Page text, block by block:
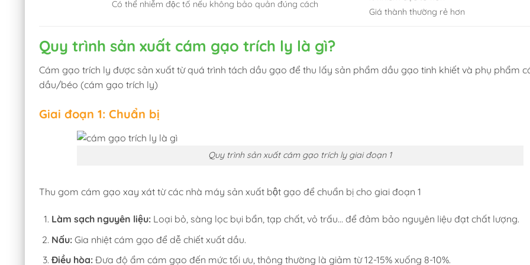
Có thể nhiễm độc tố nếu không bảo quản đúng cách
Giá thành thường rẻ hơn
Quy trình sản xuất cám gạo trích ly là gì?
Cám gạo trích ly được sản xuất từ quá trình tách dầu gạo để thu lấy sản phẩm dầu gạo tinh khiết và phụ phẩm
dầu/béo (cám gạo trích ly)
Giai đoạn 1: Chuẩn bị
Quy trình sản xuất cám gạo trích ly giai đoạn 1
Thu gom cám gạo xay xát từ các nhà máy sản xuất bột gạo để chuẩn bị cho giai đoạn 1
Làm sạch nguyên liệu:Loại bỏ, sàng lọc bụi bẩn, tạp chất, vỏ trấu… để đảm bảo nguyên liệu đạt chất lượng.
Nấu:Gia nhiệt cám gạo để dễ chiết xuất dầu.
Điều hòa:Đưa độ ẩm cám gạo đến mức tối ưu, thông thường là giảm từ 12-15% xuống 8-10%.